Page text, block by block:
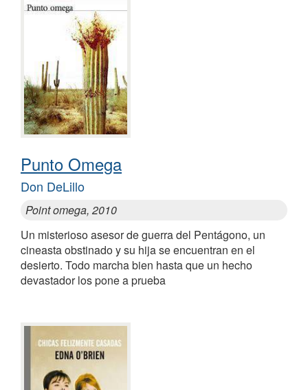
Punto Omega
Don DeLillo
Point omega, 2010
Un misterioso asesor de guerra del Pentágono, un
cineasta obstinado y su hija se encuentran en el
desierto. Todo marcha bien hasta que un hecho
devastador los pone a prueba